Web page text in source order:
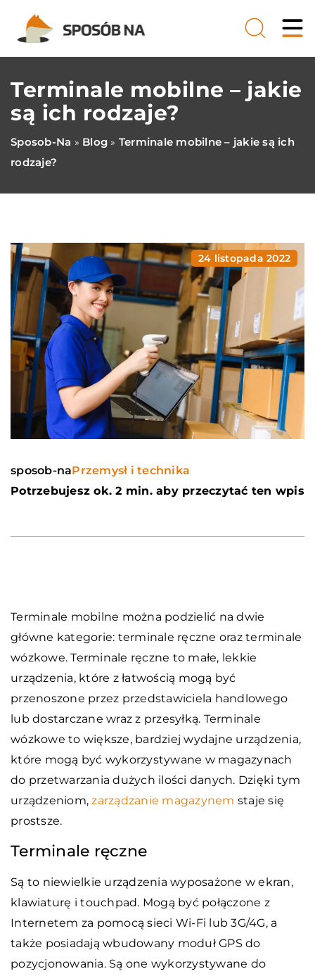
Terminale mobilne – jakie
są ich rodzaje?
Sposob-Na » Blog » Terminale mobilne – jakie są ich
rodzaje?
24 listopada 2022
sposob-naPrzemysł i technika
Potrzebujesz ok. 2 min. aby przeczytać ten wpis
Terminale mobilne można podzielić na dwie
główne kategorie: terminale ręczne oraz terminale
wózkowe. Terminale ręczne to małe, lekkie
urządzenia, które z łatwością mogą być
przenoszone przez przedstawiciela handlowego
lub dostarczane wraz z przesyłką. Terminale
wózkowe to większe, bardziej wydajne urządzenia,
które mogą być wykorzystywane w magazynach
do przetwarzania dużych ilości danych. Dzięki tym
urządzeniom,zarządzanie magazynem staje się
prostsze.
Terminale ręczne
Są to niewielkie urządzenia wyposażone w ekran,
klawiaturę i touchpad. Mogą być połączone z
Internetem za pomocą sieci Wi-Fi lub 3G/4G, a
także posiadają wbudowany moduł GPS do
pozycjonowania. Są one wykorzystywane do